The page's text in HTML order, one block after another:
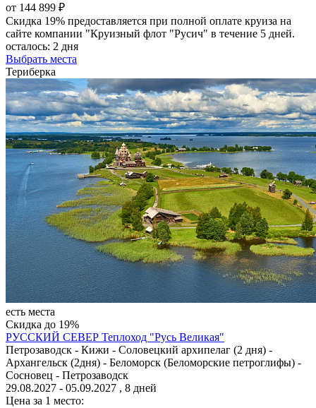
от 144 899 ₽
Скидка 19% предоставляется при полной оплате круиза на
сайте компании "Круизный флот "Русич" в течение 5 дней.
осталось: 2 дня
Выбрать места
Териберка
есть места
Скидка до 19%
РУССКИЙ СЕВЕР Теплоход "Русь Великая"
Петрозаводск - Кижи - Соловецкий архипелаг (2 дня) -
Архангельск (2дня) - Беломорск (Беломорские петроглифы) -
Сосновец - Петрозаводск
29.08.2027 - 05.09.2027 , 8 дней
Цена за 1 место: